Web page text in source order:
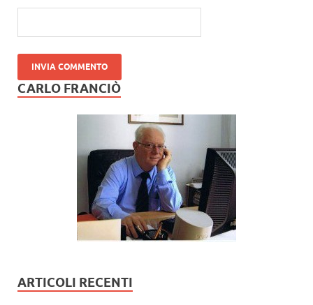
CARLO FRANCIÒ
ARTICOLI RECENTI